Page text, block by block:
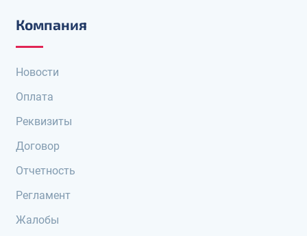
Компания
Новости
Оплата
Реквизиты
Договор
Отчетность
Регламент
Жалобы